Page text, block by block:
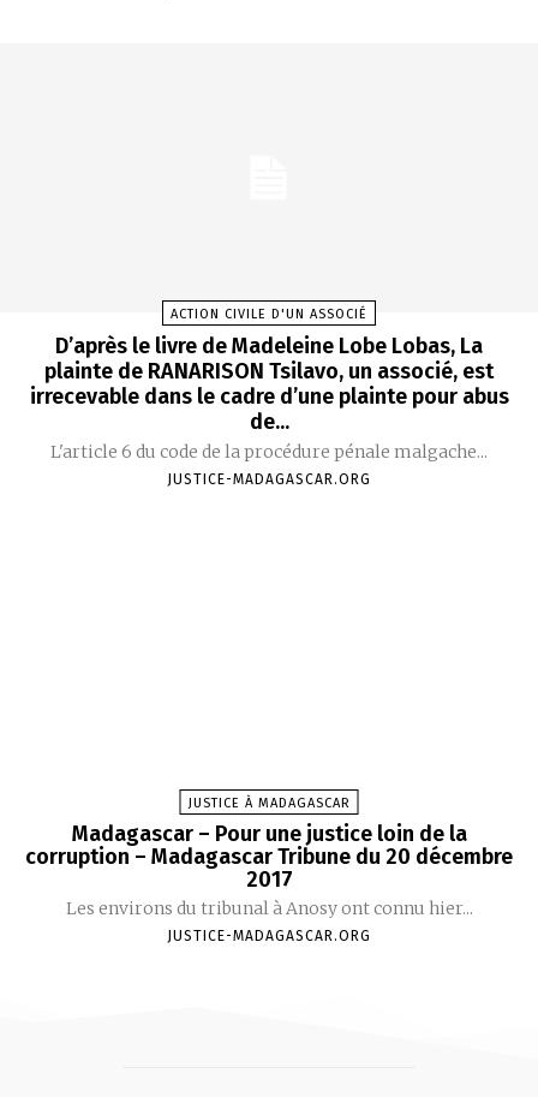
ACTION CIVILE D'UN ASSOCIÉ
D’après le livre de Madeleine Lobe Lobas, La
plainte de RANARISON Tsilavo, un associé, est
irrecevable dans le cadre d’une plainte pour abus
de...
L'article 6 du code de la procédure pénale malgache...
JUSTICE-MADAGASCAR.ORG
JUSTICE À MADAGASCAR
Madagascar – Pour une justice loin de la
corruption – Madagascar Tribune du 20 décembre
2017
Les environs du tribunal à Anosy ont connu hier...
JUSTICE-MADAGASCAR.ORG